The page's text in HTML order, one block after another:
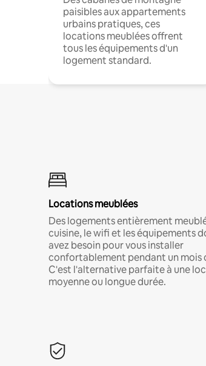
paisibles aux appartements
urbains pratiques, ces
locations meublées offrent
tous les équipements d'un
logement standard.
Locations meublées
Des logements entièrement
cuisine, le wifi et les équipements
avez besoin pour vous installer
confortablement pendant un mois
C'est l'alternative parfaite à une
moyenne ou longue durée.